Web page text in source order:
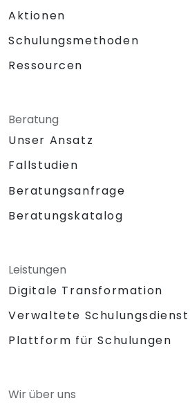
Aktionen
Schulungsmethoden
Ressourcen
Beratung
Unser Ansatz
Fallstudien
Beratungsanfrage
Beratungskatalog
Leistungen
Digitale Transformation
Verwaltete
Plattform für Schulungen
Wir über uns